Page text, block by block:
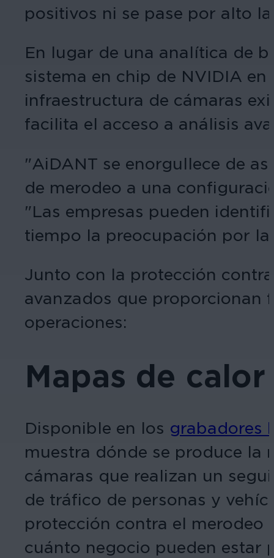
positivos ni se pase por alto
En lugar de una analítica de
sistema en chip de NVIDIA
infraestructura de cámaras
facilita el acceso a análisis
"AiDANT se enorgullece de
de merodeo a una
"Las empresas pueden
tiempo la preocupación por
Junto con la protección
avanzados que proporcionan
operaciones:
Mapas de calor
Disponible en los grabadores
muestra dónde se produce la
cámaras que realizan un
de tráfico de personas y
protección contra el merodeo
cuánto negocio pueden estar